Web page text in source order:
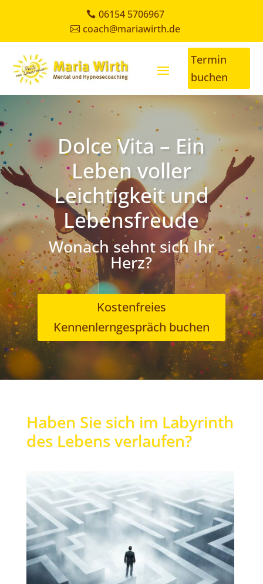
06154 5706967
coach@mariawirth.de
Termin
buchen
Dolce Vita – Ein
Leben voller
Leichtigkeit und
Lebensfreude
Wonach sehnt sich Ihr
Herz?
Kostenfreies
Kennenlerngespräch buchen
Haben Sie sich im Labyrinth
des Lebens verlaufen?